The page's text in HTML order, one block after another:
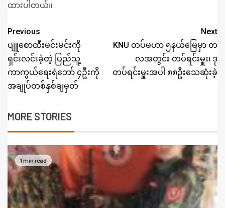
ထားပါတယ်။
Previous
ပျူစောထီးမင်းမင်းကို
ရှင်းလင်းခဲ့တဲ့ ပြည်သူ့
ကာကွယ်ရေးရဲဘော် ၄ဦးကို
အချုပ်တစ်နှစ်ချမှတ်
Next
KNU တပ်မဟာ ၅နယ်မြေမှာ တ
လအတွင်း တပ်ရင်းမှူး၊ ဒု
တပ်ရင်းမှူးအပါ ၈၈ဦးသေဆုံးခဲ့
MORE STORIES
1 min read